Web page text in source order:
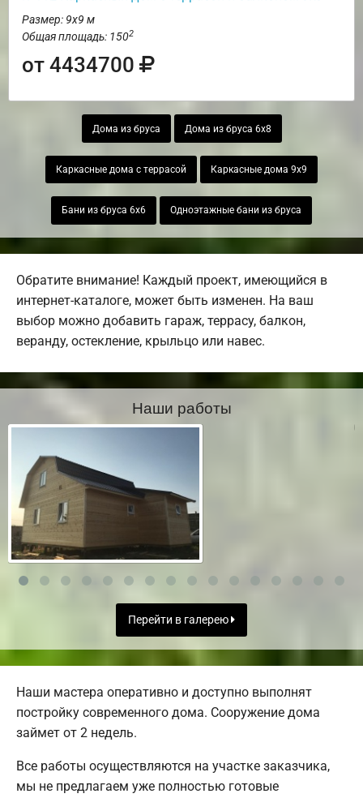
Размер: 9х9 м
Общая площадь: 1502
от 4434700
Дома из бруса Дома из бруса 6х8
Каркасные дома с террасой Каркасные дома 9х9
Бани из бруса 6х6 Одноэтажные бани из бруса
Обратите внимание! Каждый проект, имеющийся в
интернет-каталоге, может быть изменен. На ваш
выбор можно добавить гараж, террасу, балкон,
веранду, остекление, крыльцо или навес.
Наши работы
Перейти в галерею
Наши мастера оперативно и доступно выполнят
постройку современного дома. Сооружение дома
займет от 2 недель.
Все работы осуществляются на участке заказчика,
мы не предлагаем уже полностью готовые